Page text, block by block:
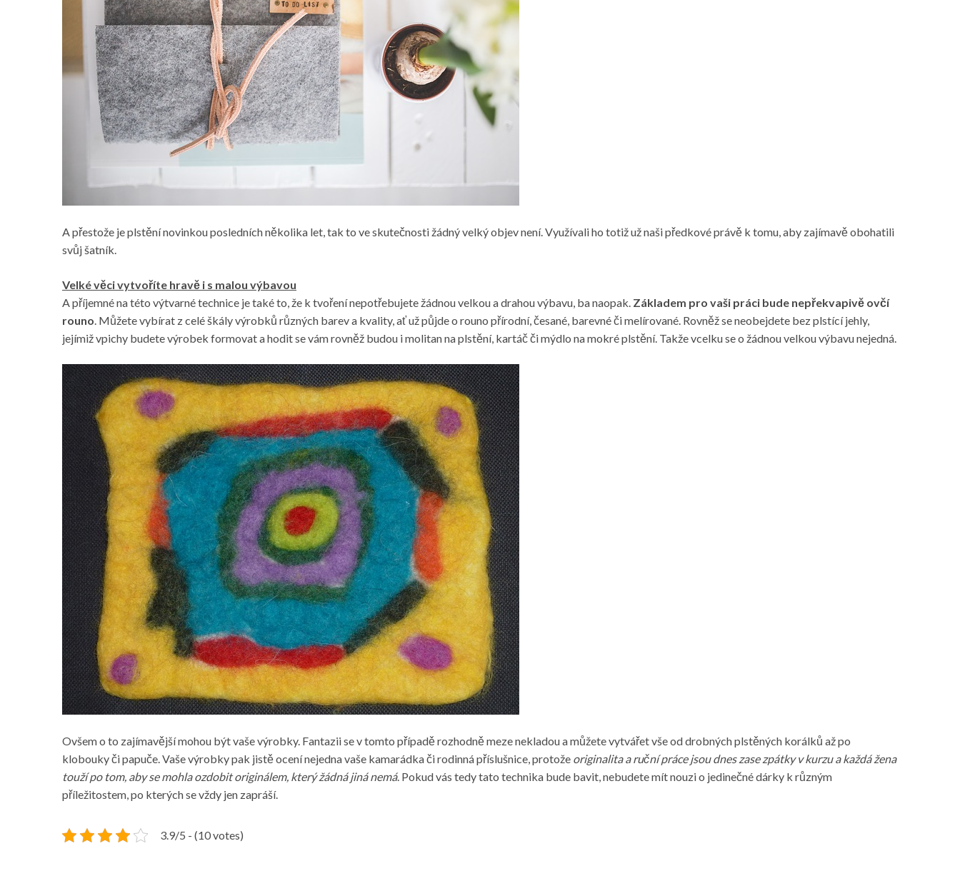
A přestože je plstění novinkou posledních několika let, tak to ve skutečnosti žádný velký objev není. Využívali ho totiž už našipředkovéprávě k tomu, aby zajímavě obohatili
svůj šatník.
Velké věci vytvoříte hravě i s malou výbavou
A příjemné na této výtvarné technice je také to, že k tvoření nepotřebujete žádnou velkou a drahou výbavu, ba naopak. Základem pro vaši práci bude nepřekvapivě ovčí
rouno. Můžete vybírat z celé škály výrobků různých barev a kvality, ať už půjde o rouno přírodní, česané, barevné či melírované. Rovněž se neobejdete bez plstící jehly,
jejímiž vpichy budete výrobek formovat a hodit se vám rovněž budou i molitan na plstění, kartáč či mýdlo na mokré plstění. Takže vcelku se o žádnou velkou výbavu nejedná.
Ovšem o to zajímavější mohou být vaše výrobky. Fantazii se v tomto případě rozhodně meze nekladou a můžete vytvářet vše od drobných plstěných korálků až po
klobouky či papuče. Vaše výrobky pak jistě ocení nejedna vaše kamarádka či rodinná příslušnice, protože originalita a ruční práce jsou dnes zase zpátky v kurzu a každá žena
touží po tom, aby se mohla ozdobit originálem, který žádná jiná nemá. Pokud vás tedy tato technika bude bavit, nebudete mít nouzi o jedinečné dárky k různým
příležitostem, po kterých se vždy jen zapráší.
3.9/5 - (10 votes)